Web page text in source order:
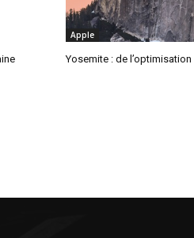
Apple
Yosemite : de